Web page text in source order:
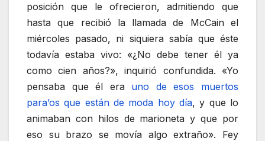
posición que le ofrecieron, admitiendo que
hasta que recibió la llamada de McCain el
miércoles pasado, ni siquiera sabía que éste
todavía estaba vivo: «¿No debe tener él ya
como cien años?», inquirió confundida. «Yo
pensaba que él era uno de esos muertos
para’os que están de moda hoy día, y que lo
animaban con hilos de marioneta y que por
eso su brazo se movía algo extraño». Fey